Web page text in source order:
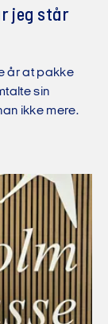
jeg står
år at pakke
sin
ikke mere.